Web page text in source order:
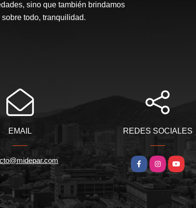
sino que también brindamos
todo, tranquilidad.
EMAIL REDES SOCIALES
FacebookInstagramYouTube